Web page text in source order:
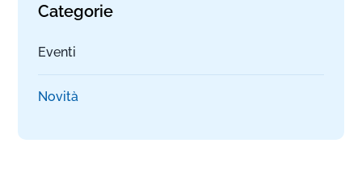
Categorie
Eventi
Novità